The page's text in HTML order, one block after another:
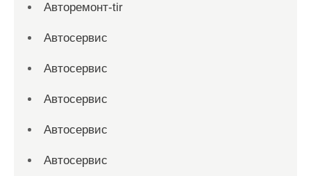
Авторемонт-tir
Автосервис
Автосервис
Автосервис
Автосервис
Автосервис